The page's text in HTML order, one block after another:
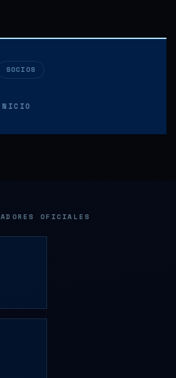
SOCIOS
OFICIALES